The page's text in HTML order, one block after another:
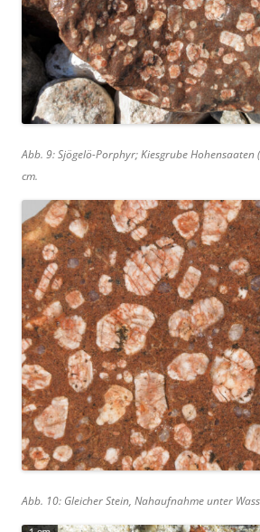
Abb. 9: Sjögelö-Porphyr; Kiesgrube
cm.
Abb. 10: Gleicher Stein, Nahaufnahme unter